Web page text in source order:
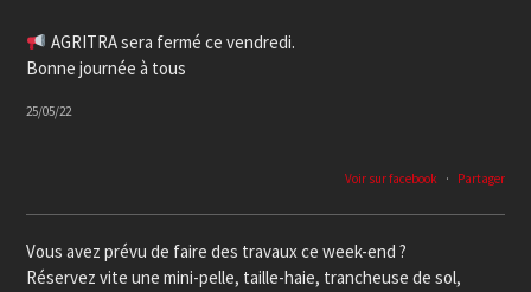
AGRITRA sera fermé ce vendredi.
Bonne journée à tous
25/05/22
Voir sur facebook · Partager
Vous avez prévu de faire des travaux ce week-end ?
Réservez vite une mini-pelle, taille-haie, trancheuse de sol,